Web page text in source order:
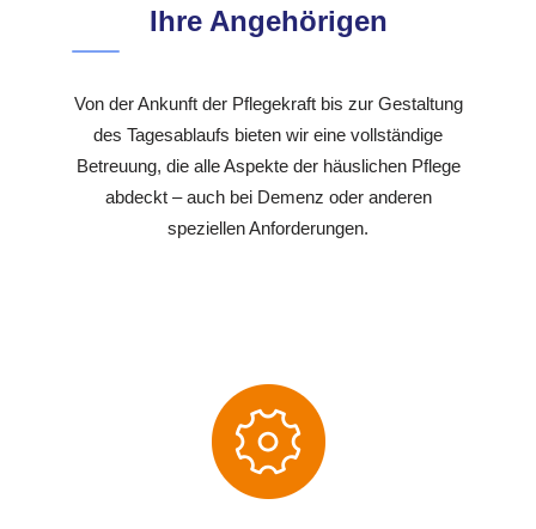
Ihre Angehörigen
Von der Ankunft der Pflegekraft bis zur Gestaltung
des Tagesablaufs bieten wir eine vollständige
Betreuung, die alle Aspekte der häuslichen Pflege
abdeckt – auch bei Demenz oder anderen
speziellen Anforderungen.